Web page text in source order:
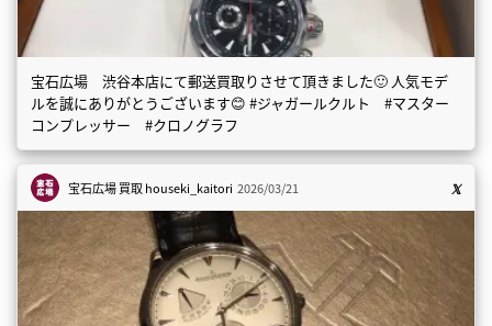
宝石広場 渋谷本店にて郵送買取りさせて頂きました🙂 人気モデ
ルを誠にありがとうございます😊 #ジャガールクルト #マスター
コンプレッサー #クロノグラフ
宝石広場 買取houseki_kaitori 2026/03/21